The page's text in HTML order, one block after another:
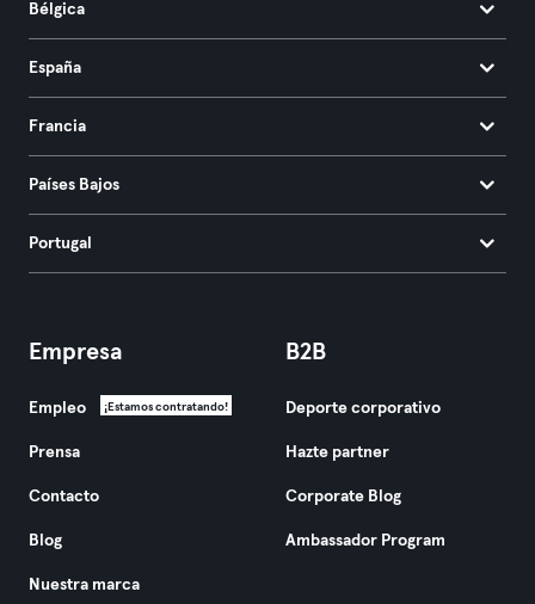
Bélgica
España
Francia
Países Bajos
Portugal
Empresa
Empleo ¡Estamos contratando!
Prensa
Contacto
Blog
Nuestra marca
B2B
Deporte corporativo
Hazte partner
Corporate Blog
Ambassador Program